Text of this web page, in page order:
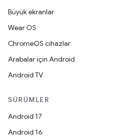
Büyük ekranlar
Wear OS
ChromeOS cihazlar
Arabalar için Android
Android TV
SÜRÜMLER
Android 17
Android 16